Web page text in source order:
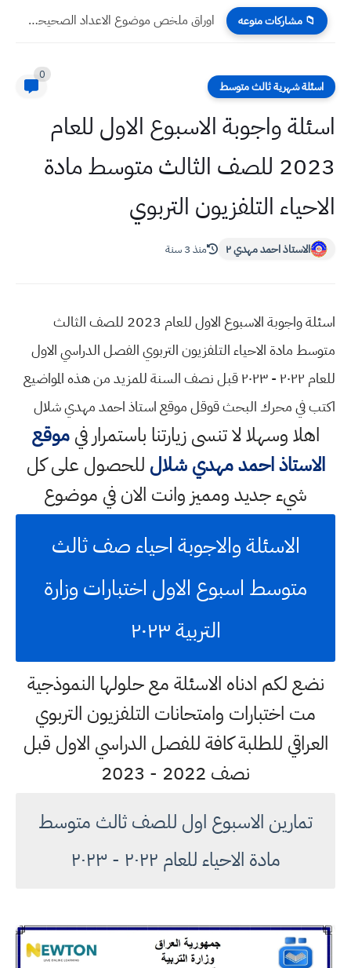
📁 مشاركات منوعه اسئلة واجوبة الجغرافية الرابع الادبي نهاية السنة 2024
اسئلة شهرية ثالث متوسط
0
اسئلة واجوبة الاسبوع الاول للعام
2023 للصف الثالث متوسط مادة
الاحياء التلفزيون التربوي
الاستاذ احمد مهدي ٢ منذ 3 سنة
اسئلة واجوبة الاسبوع الاول للعام 2023 للصف الثالث
متوسط مادة الاحياء التلفزيون التربوي الفصل الدراسي الاول
للعام ٢٠٢٢ - ٢٠٢٣ قبل نصف السنة للمزيد من هذه المواضيع
اكتب في محرك البحث قوقل موقع استاذ احمد مهدي شلال
اهلا وسهلالا تنسى زيارتنا باستمرار فيموقع
الاستاذ احمد مهدي شلال للحصول على كل
شيء جديد ومميز وانت الان في موضوع
الاسئلة والاجوبة احياء صف ثالث
متوسط اسبوع الاول اختبارات وزارة
التربية ٢٠٢٣
نضع لكم ادناه الاسئلة مع حلولها النموذجية
مت اختبارات وامتحانات التلفزيون التربوي
العراقي للطلبة كافة للفصل الدراسي الاول قبل
نصف 2022 - 2023
تمارين الاسبوع اول للصف ثالث متوسط
مادة الاحياء للعام ٢٠٢٢ - ٢٠٢٣